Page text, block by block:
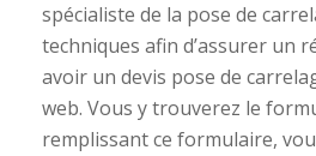
spécialiste de la pose de
techniques afin d’assurer un
avoir un devis pose de
web. Vous y trouverez le
remplissant ce formulaire,